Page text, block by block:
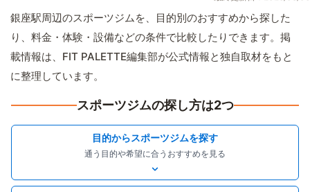
銀座駅周辺のスポーツジムを、目的別のおすすめから探した
り、料金・体験・設備などの条件で比較したりできます。掲
載情報は、FIT PALETTE編集部が公式情報と独自取材をもと
に整理しています。
スポーツジムの探し方は2つ
目的からスポーツジムを探す
通う目的や希望に合うおすすめを見る